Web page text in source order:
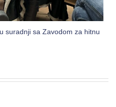
suradnji sa Zavodom za hitnu